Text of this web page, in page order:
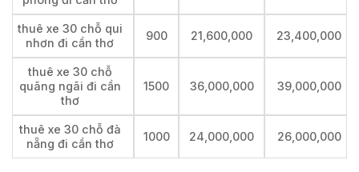
thuê xe 30 chỗ qui
nhơn đi cần thơ
900 21,600,000 23,400,000
thuê xe 30 chỗ
quãng ngãi đi cần
thơ
1500 36,000,000 39,000,000
thuê xe 30 chỗ đà
nẵng đi cần thơ
1000 24,000,000 26,000,000